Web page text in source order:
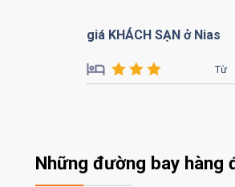
giá KHÁCH SẠN ở Nias
Từ
Những đường bay hàng